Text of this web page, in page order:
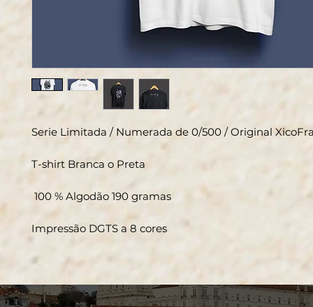
Serie Limitada / Numerada de 0/500 / Original
T-shirt Branca o Preta
100 % Algodão 190 gramas
Impressão DGTS a 8 cores